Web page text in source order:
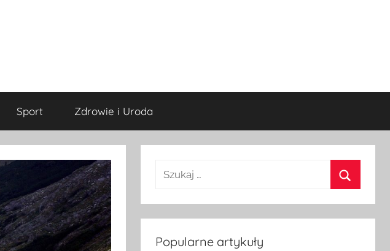
Sport Zdrowie i Uroda
u
k
a
Popularne artykuły